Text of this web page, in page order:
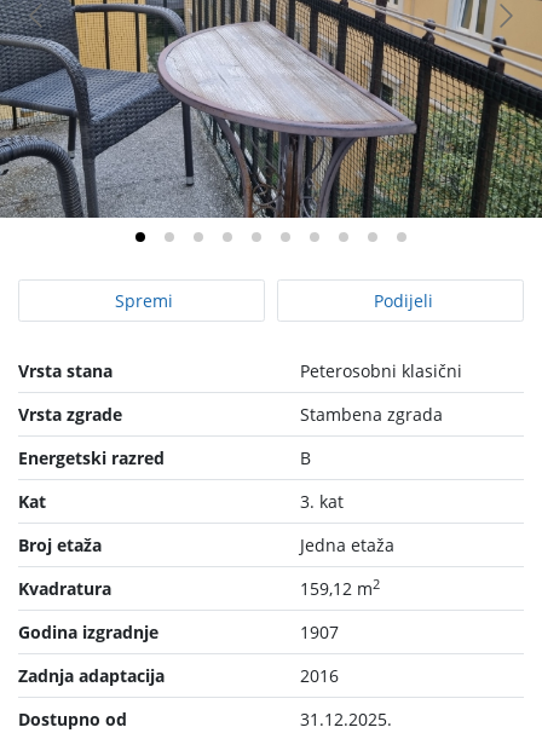
Spremi Podijeli
Vrsta stana
Peterosobni klasični
Vrsta zgrade
Stambena zgrada
Energetski razred
B
Kat
3. kat
Broj etaža
Jedna etaža
Kvadratura
159,12 m2
Godina izgradnje
1907
Zadnja adaptacija
2016
Dostupno od
31.12.2025.